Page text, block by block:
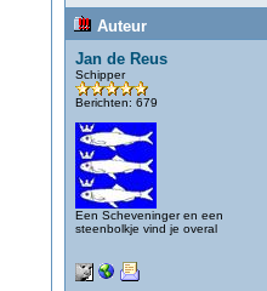
Auteur
Jan de Reus
Schipper
Berichten: 679
Een Scheveninger en een
steenbolkje vind je overal